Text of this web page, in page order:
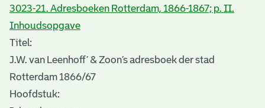
3023-21. Adresboeken Rotterdam, 1866-1867; p. II.
Inhoudsopgave
Titel:
J.W. van Leenhoff’ & Zoon’s adresboek der stad
Rotterdam 1866/67
Hoofdstuk: